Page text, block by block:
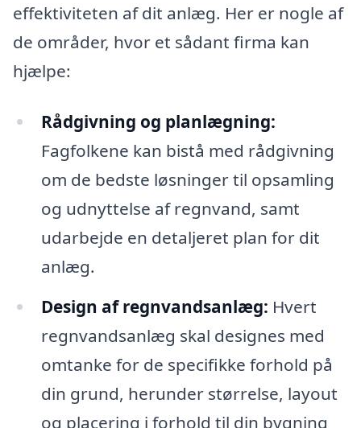
effektiviteten af dit anlæg. Her er nogle af
de områder, hvor et sådant firma kan
hjælpe:
Rådgivning og planlægning:
Fagfolkene kan bistå med rådgivning
om de bedste løsninger til opsamling
og udnyttelse af regnvand, samt
udarbejde en detaljeret plan for dit
anlæg.
Design af regnvandsanlæg: Hvert
regnvandsanlæg skal designes med
omtanke for de specifikke forhold på
din grund, herunder størrelse, layout
og placering i forhold til din bygning